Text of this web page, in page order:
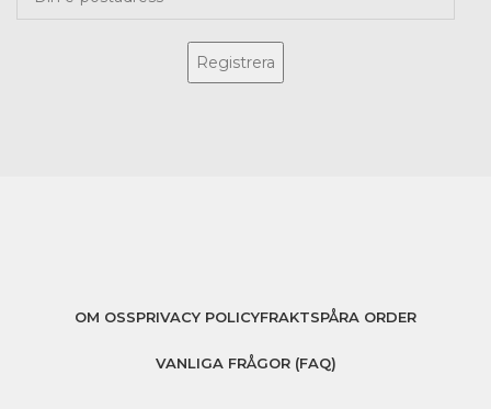
OM OSSPRIVACY POLICYFRAKTSPÅRA ORDER
VANLIGA FRÅGOR (FAQ)